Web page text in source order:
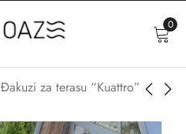
0
Đakuzi za terasu “Kuattro”